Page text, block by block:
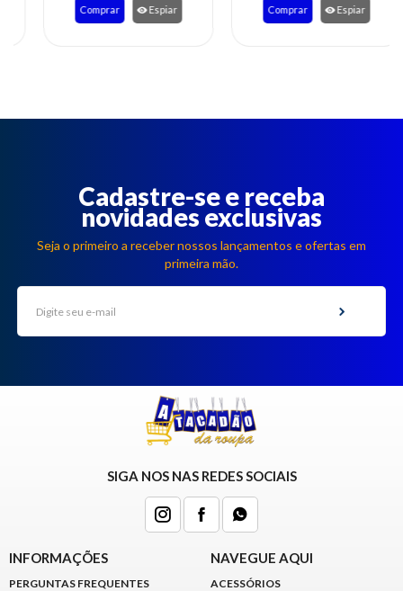
Comprar Espiar Comprar Espiar
Cadastre-se e receba
novidades exclusivas
Seja o primeiro a receber nossos lançamentos e ofertas em
primeira mão.
SIGA NOS NAS REDES SOCIAIS
INFORMAÇÕES
PERGUNTAS FREQUENTES
NAVEGUE AQUI
ACESSÓRIOS